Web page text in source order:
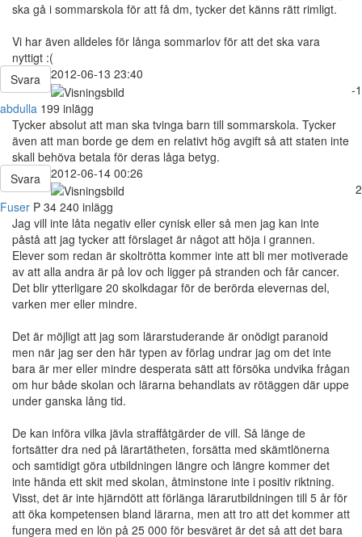
ska gå i sommarskola för att få dm, tycker det känns rätt rimligt.
Vi har även alldeles för långa sommarlov för att det ska vara
nyttigt :(
Svara
2012-06-13 23:40
-1
abdulla 199 inlägg
Tycker absolut att man ska tvinga barn till sommarskola. Tycker
även att man borde ge dem en relativt hög avgift så att staten inte
skall behöva betala för deras låga betyg.
Svara
2012-06-14 00:26
2
Fuser P 34 240 inlägg
Jag vill inte låta negativ eller cynisk eller så men jag kan inte
påstå att jag tycker att förslaget är något att höja i grannen.
Elever som redan är skoltrötta kommer inte att bli mer motiverade
av att alla andra är på lov och ligger på stranden och får cancer.
Det blir ytterligare 20 skolkdagar för de berörda elevernas del,
varken mer eller mindre.
Det är möjligt att jag som lärarstuderande är onödigt paranoid
men när jag ser den här typen av förlag undrar jag om det inte
bara är mer eller mindre desperata sätt att försöka undvika frågan
om hur både skolan och lärarna behandlats av rötäggen där uppe
under ganska lång tid.
De kan införa vilka jävla straffåtgärder de vill. Så länge de
fortsätter dra ned på lärartätheten, forsätta med skämtlönerna
och samtidigt göra utbildningen längre och längre kommer det
inte hända ett skit med skolan, åtminstone inte i positiv riktning.
Visst, det är inte hjärndött att förlänga lärarutbildningen till 5 år för
att öka kompetensen bland lärarna, men att tro att det kommer att
fungera med en lön på 25 000 för besväret är det så att det bara